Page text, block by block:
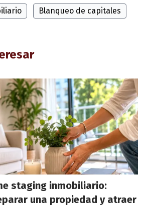
Blanqueo de capitales
staging inmobiliario:
una propiedad y atraer